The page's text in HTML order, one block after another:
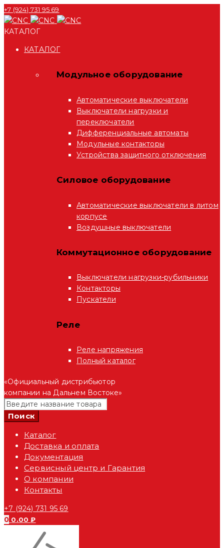
+7 (924) 731 95 69
КАТАЛОГ
КАТАЛОГ
Модульное оборудование
Автоматические выключатели
Выключатели нагрузки и
переключатели
Дифференциальные автоматы
Модульные контакторы
Устройства защитного отключения
Силовое оборудование
Автоматические выключатели в литом
корпусе
Воздушные выключатели
Коммутационное оборудование
Выключатели нагрузки-рубильники
Контакторы
Пускатели
Реле
Реле напряжения
Полный каталог
«Официальный дистрибьютор
компании на Дальнем Востоке»
Каталог
Доставка и оплата
Документация
Сервисный центр и Гарантия
О компании
Контакты
+7 (924) 731 95 69
0 0.00₽